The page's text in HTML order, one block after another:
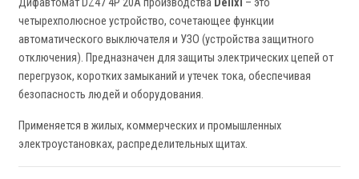
Дифавтомат DZ47 4P 20A производства Delixi – это
четырехполюсное устройство, сочетающее функции
автоматического выключателя и УЗО (устройства защитного
отключения). Предназначен для защиты электрических цепей от
перегрузок, коротких замыканий и утечек тока, обеспечивая
безопасность людей и оборудования.
Применяется в жилых, коммерческих и промышленных
электроустановках, распределительных щитах.